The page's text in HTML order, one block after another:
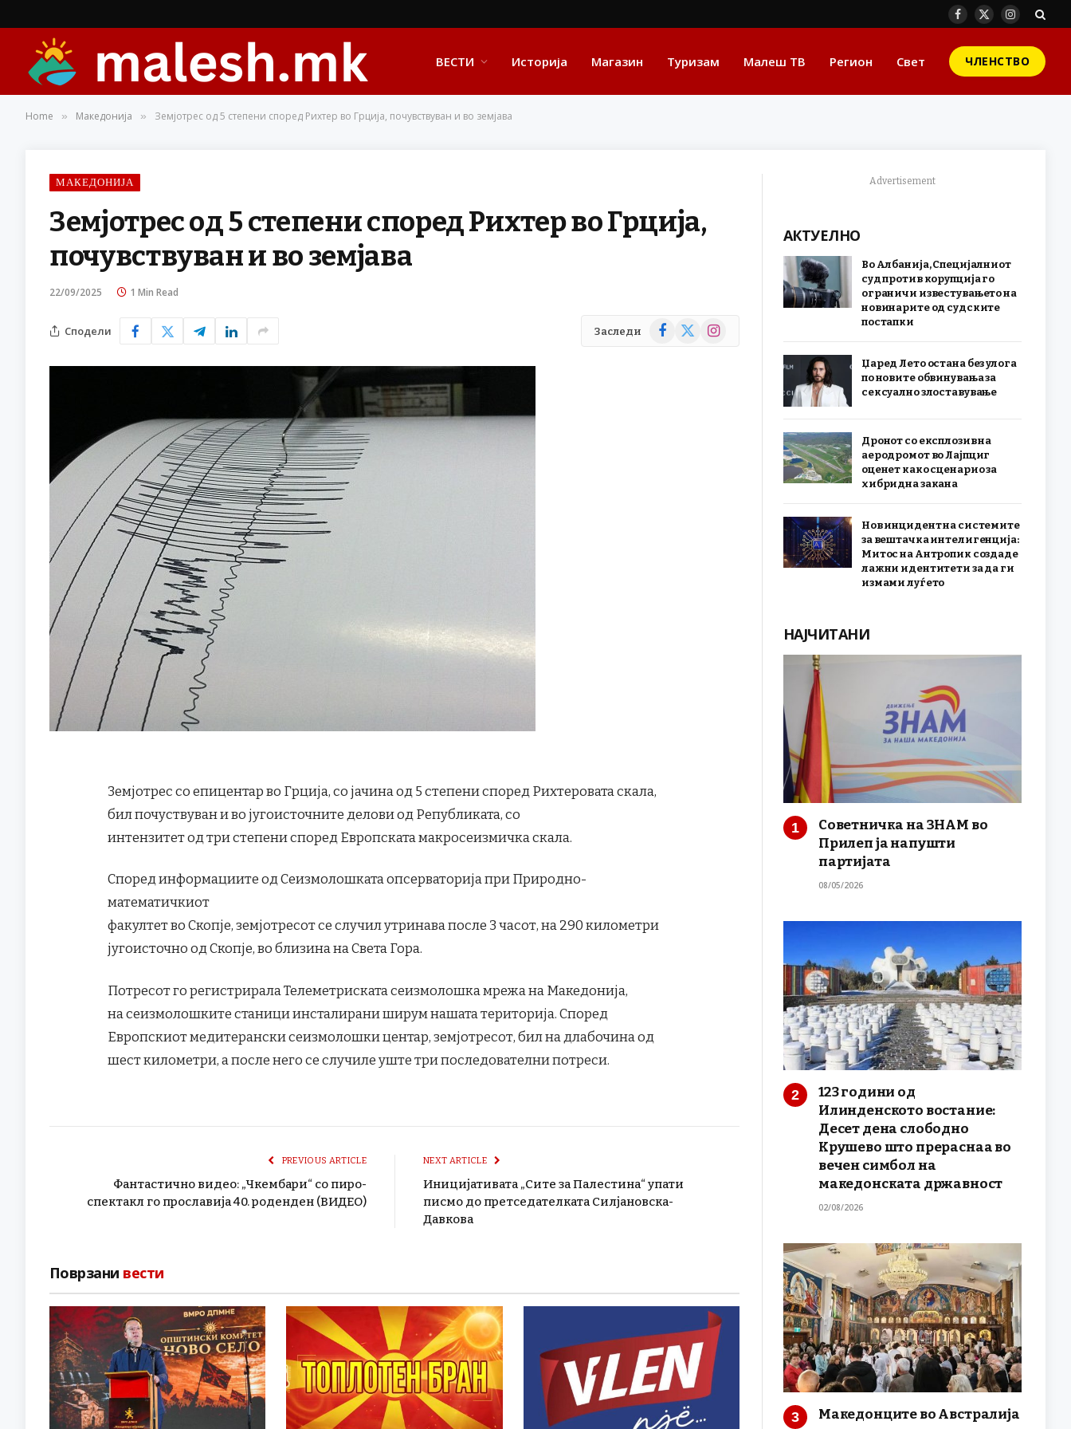
Facebook
X
Instagram
ВЕСТИ Историја Магазин Туризам Малеш ТВ Регион Свет ЧЛЕНСТВО
Home » Македонија » Земјотрес од 5 степени според Рихтер во Грција, почувствуван и во земјава
МАКЕДОНИЈА
Земјотрес од 5 степени според Рихтер во Грција,
почувствуван и во земјава
22/09/2025 1 Min Read
Сподели Заследи Facebook
X
Instagram
Земјотрес со епицентар во Грција, со јачина од 5 степени според Рихтеровата скала,
бил почуствуван и во југоисточните делови од Републиката, со
интензитет од три степени според Европската макросеизмичка скала.
Според информациите од Сеизмолошката опсерваторија при Природно-
математичкиот
факултет во Скопје, земјотресот се случил утринава после 3 часот, на 290 километри
југоисточно од Скопје, во близина на Света Гора.
Потресот го регистрирала Телеметриската сеизмолошка мрежа на Македонија,
на сеизмолошките станици инсталирани ширум нашата територија. Според
Европскиот медитерански сеизмолошки центар, земјотресот, бил на длабочина од
шест километри, а после него се случиле уште три последователни потреси.
PREVIOUS ARTICLE
Фантастично видео: „Чкембари“ со пиро-
спектакл го прославија 40. роденден (ВИДЕО)
NEXT ARTICLE
Иницијативата „Сите за Палестина“ упати
писмо до претседателката Силјановска-
Давкова
Поврзани вести
Advertisement
АКТУЕЛНО
Во Албанија, Специјалниот
суд против корупција го
ограничи известувањето на
новинарите од судските
постапки
Џаред Лето остана без улога
по новите обвинувања за
сексуално злоставување
Дронот со експлозив на
аеродромот во Лајпциг
оценет како сценарио за
хибридна закана
Нов инцидент на системите
за вештачка интелигенција:
Митос на Антропик создаде
лажни идентитети за да ги
измами луѓето
НАЈЧИТАНИ
Советничка на ЗНАМ во
Прилеп ја напушти
партијата
08/05/2026
123 години од
Илинденското востание:
Десет дена слободно
Крушево што прераснаа во
вечен симбол на
македонската државност
02/08/2026
Македонците во Австралија